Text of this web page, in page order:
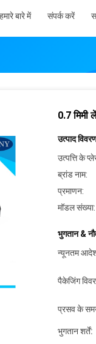
हमारे बारे में संपर्क करें
0.7 मिमी
उत्पाद
उत्पत्ति के
ब्रांड नाम:
प्रमाणन:
मॉडल संख्या:
भुगतान &
न्यूनतम आदेश
पैकेजिंग
प्रसव के
भुगतान शर्तें: